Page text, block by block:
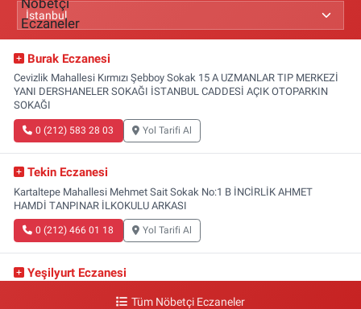
Burak Eczanesi
Cevizlik Mahallesi Kırmızı Şebboy Sokak 15 A UZMANLAR TIP MERKEZİ
YANI DERSHANELER SOKAĞI İSTANBUL CADDESİ AÇIK OTOPARKIN
SOKAĞI
0 (212) 583 28 03 Yol Tarifi Al
Tekin Eczanesi
Kartaltepe Mahallesi Mehmet Sait Sokak No:1 B İNCİRLİK AHMET
HAMDİ TANPINAR İLKOKULU ARKASI
0 (212) 466 01 18 Yol Tarifi Al
Yeşilyurt Eczanesi
Tüm Nöbetçi Eczaneler